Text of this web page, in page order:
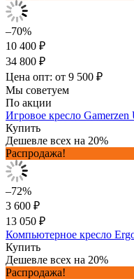
–70%
10 400 ₽
34 800 ₽
Цена опт: от 9 500 ₽
Мы советуем
По акции
Игровое кресло Gamerzen
Купить
Дешевле всех на 20%
Распродажа!
–72%
3 600 ₽
13 050 ₽
Компьютерное кресло
Купить
Дешевле всех на 20%
Распродажа!